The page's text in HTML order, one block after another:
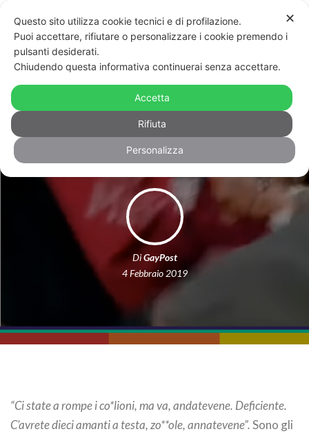
Ddl Pillon, avvocato insulta le
attiviste di Non una di meno: “Zoc…”.
Gay Lex annuncia un esposto
DiGayPost
4 Febbraio 2019
“Ci state a rompe i co*lioni, ma va, andatevene. Deficiente.
C’avrete dieci amanti a testa, zo**ole, annatevene”.Sono gli
✕
Questo sito utilizza cookie tecnici e di profilazione.
Puoi accettare, rifiutare o personalizzare i cookie premendo i
pulsanti desiderati.
Chiudendo questa informativa continuerai senza accettare.
Accetta
Rifiuta
Personalizza